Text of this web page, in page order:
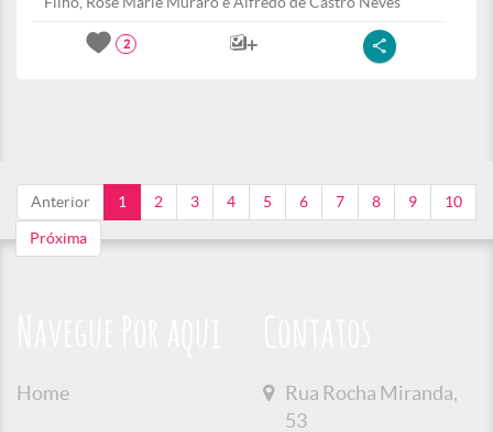
2
Anterior 1 2 3 4 5 6 7 8 9 10
Próxima
Home
Rua Rocha Miranda,
53